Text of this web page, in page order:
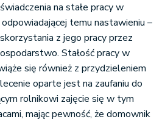
na stałe pracy w
temu nastawieniu –
z jego pracy przez
Stałość pracy w
się również z przydzieleniem
oparte jest na zaufaniu do
rolnikowi zajęcie się w tym
mając pewność, że domownik